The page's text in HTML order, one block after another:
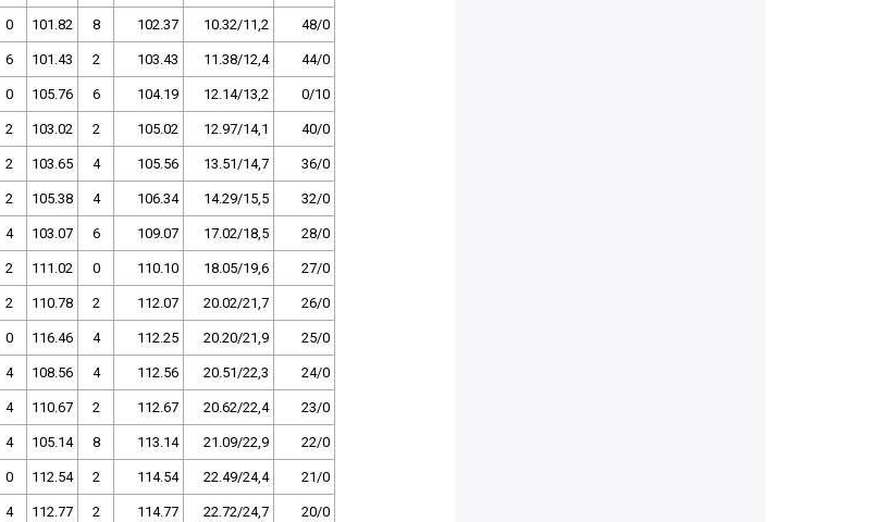
0 101.82 8 102.37 10.32/11,2 48/0
6 101.43 2 103.43 11.38/12,4 44/0
0 105.76 6 104.19 12.14/13,2 0/10
2 103.02 2 105.02 12.97/14,1 40/0
2 103.65 4 105.56 13.51/14,7 36/0
2 105.38 4 106.34 14.29/15,5 32/0
4 103.07 6 109.07 17.02/18,5 28/0
2 111.02 0 110.10 18.05/19,6 27/0
2 110.78 2 112.07 20.02/21,7 26/0
0 116.46 4 112.25 20.20/21,9 25/0
4 108.56 4 112.56 20.51/22,3 24/0
4 110.67 2 112.67 20.62/22,4 23/0
4 105.14 8 113.14 21.09/22,9 22/0
0 112.54 2 114.54 22.49/24,4 21/0
4 112.77 2 114.77 22.72/24,7 20/0